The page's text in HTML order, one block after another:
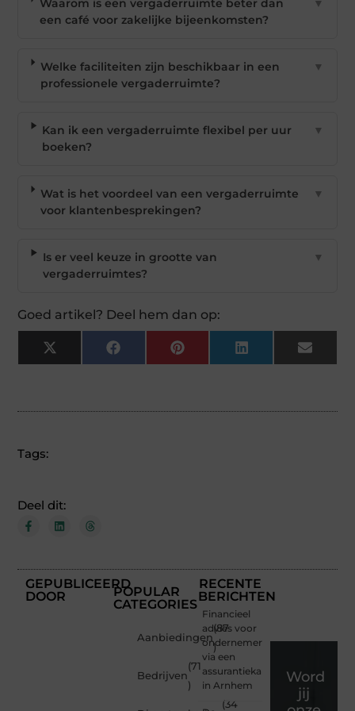
Waarom is een vergaderruimte beter dan
een café voor zakelijke bijeenkomsten?
▼
Welke faciliteiten zijn beschikbaar in een
professionele vergaderruimte?
▼
Kan ik een vergaderruimte flexibel per uur
boeken?
▼
Wat is het voordeel van een vergaderruimte
voor klantenbesprekingen?
▼
Is er veel keuze in grootte van
vergaderruimtes?
▼
Goed artikel? Deel hem dan op:
X
(Twitter)
Facebook Pinterest LinkedIn Email
Tags:
Deel dit:
GEPUBLICEERD
DOOR
POPULAR
CATEGORIES
Aanbiedingen
(87
)
Bedrijven
(71
)
(34
RECENTE
BERICHTEN
Financieel
advies voor
ondernemers
via een
assurantiekantoor
in Arnhem
Word
jij